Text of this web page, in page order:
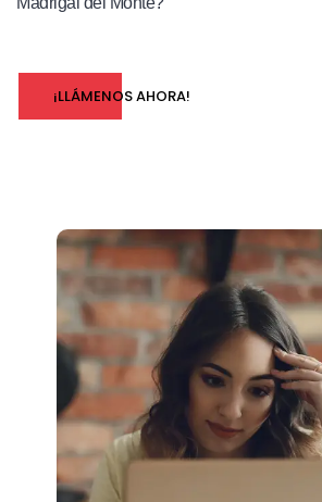
¡LLÁMENOS AHORA!